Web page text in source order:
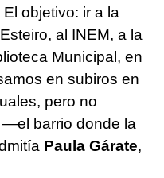
objetivo: ir a la
al INEM, a la
Municipal, en
en subiros en
pero no
—el barrio donde la
Paula Gárate,